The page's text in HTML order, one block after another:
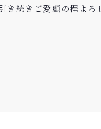
続きご愛顧の程よろ